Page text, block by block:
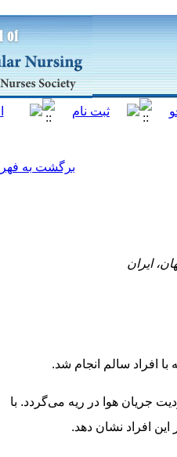
برگشت به
افراد سالم انجام شد.
جریان هوا در ریه می‌گردد. با
افراد نشان دهد.